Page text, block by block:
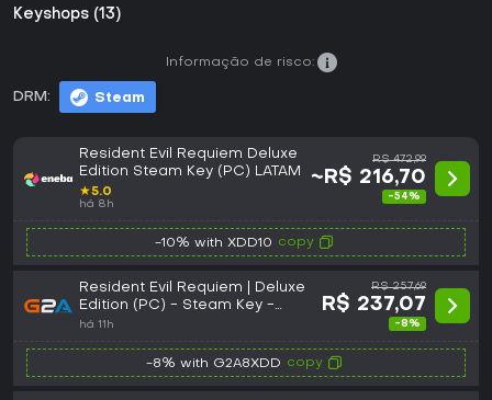
Keyshops (13)
DRM: Steam
Informação de risco:
Resident Evil Requiem Deluxe
Edition Steam Key (PC) LATAM
★5.0
há 8h
R$ 472,99
~R$ 216,70
-54%
-10% with XDD10 copy
Resident Evil Requiem | Deluxe
Edition (PC) - Steam Key -
LATAM
há 11h
R$ 257,69
R$ 237,07
-8%
-8% with G2A8XDD copy